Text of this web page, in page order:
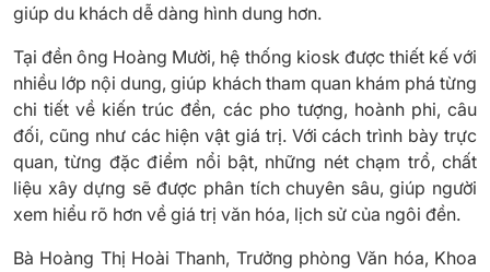
giúp du khách dễ dàng hình dung hơn.
Tại đền ông Hoàng Mười, hệ thống kiosk được thiết kế với
nhiều lớp nội dung, giúp khách tham quan khám phá từng
chi tiết về kiến trúc đền, các pho tượng, hoành phi, câu
đối, cũng như các hiện vật giá trị. Với cách trình bày trực
quan, từng đặc điểm nổi bật, những nét chạm trổ, chất
liệu xây dựng sẽ được phân tích chuyên sâu, giúp người
xem hiểu rõ hơn về giá trị văn hóa, lịch sử của ngôi đền.
Bà Hoàng Thị Hoài Thanh, Trưởng phòng Văn hóa, Khoa